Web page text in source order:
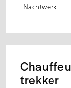
Nachtwerk
trekker